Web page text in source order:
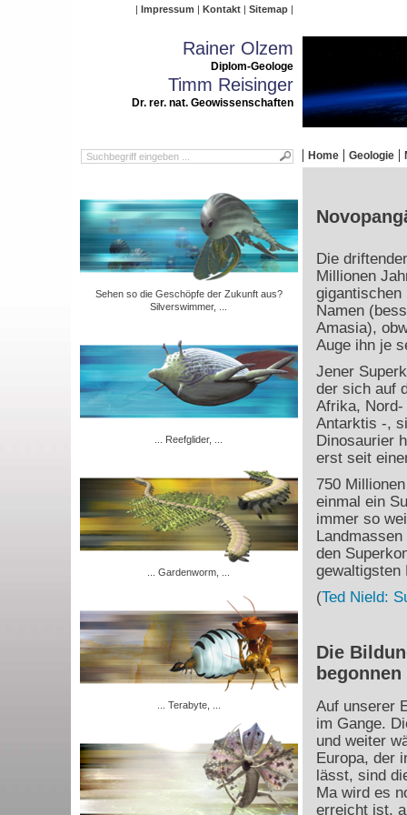
Impressum Kontakt Sitemap
Rainer Olzem
Diplom-Geologe
Timm Reisinger
Dr. rer. nat. Geowissenschaften
Home Geologie
Sehen so die Geschöpfe der Zukunft aus?
Silverswimmer, ...
... Reefglider, ...
... Gardenworm, ...
... Terabyte, ...
Die
Millionen
gigantischen
Namen
Amasia),
Auge ihn je
Jener
der sich auf
Afrika, Nord-
Antarktis -,
Dinosaurier
erst seit
750
einmal ein
immer so
den
gewaltigsten
(Ted Nield:
Die
begonnen
Auf unserer
im Gange.
und weiter
Europa, der
lässt, sind
Ma wird es
erreicht ist,